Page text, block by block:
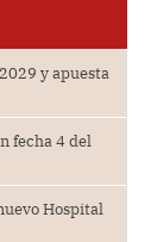
y apuesta
fecha 4 del
Hospital